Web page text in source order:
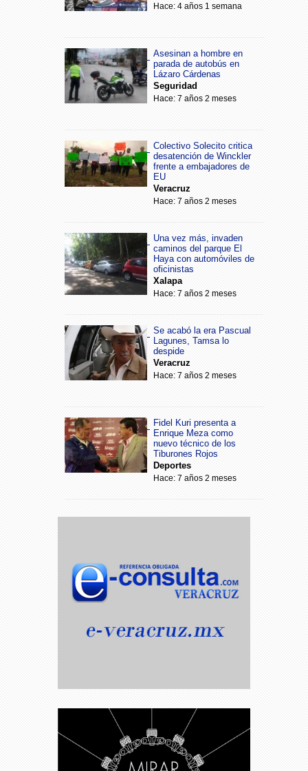
Hace: 4 años 1 semana
Asesinan a hombre en
parada de autobús en
Lázaro Cárdenas
Seguridad
Hace: 7 años 2 meses
Colectivo Solecito critica
desatención de Winckler
frente a embajadores de
EU
Veracruz
Hace: 7 años 2 meses
Una vez más, invaden
caminos del parque El
Haya con automóviles de
oficinistas
Xalapa
Hace: 7 años 2 meses
Se acabó la era Pascual
Lagunes, Tamsa lo
despide
Veracruz
Hace: 7 años 2 meses
Fidel Kuri presenta a
Enrique Meza como
nuevo técnico de los
Tiburones Rojos
Deportes
Hace: 7 años 2 meses